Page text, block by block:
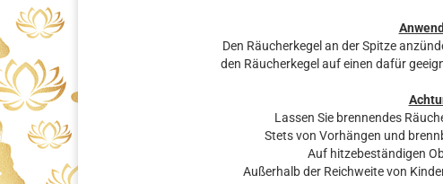
Den Räucherkegel an der Spitze
den Räucherkegel auf einen dafür
Lassen Sie brennendes
Stets von Vorhängen und
Auf hitzebeständigen
Außerhalb der Reichweite von